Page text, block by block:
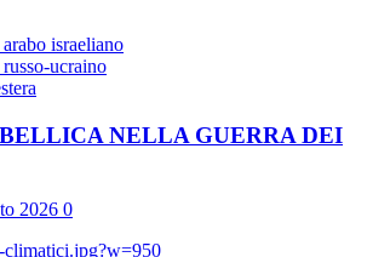
israeliano
ucraino
NELLA GUERRA DEI
2026 0